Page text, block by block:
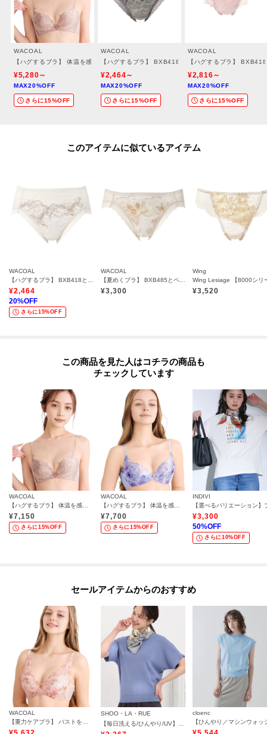
WACOAL
【ハグするブラ】 体温を感知してカラダになじむ 谷間メイク／BXB418
¥5,280～
MAX20%OFF
さらに15%OFF
WACOAL
【ハグするブラ】 BXB418とペア ショーツ／PXB218
¥2,464～
MAX20%OFF
さらに15%OFF
WACOAL
【ハグするブラ】
¥2,816～
MAX20%OFF
さらに15%OFF
このアイテムに似ているアイテム
WACOAL
¥2,464
20%OFF
さらに15%OFF
WACOAL
¥3,300
Wing
¥3,520
この商品を見た人はコチラの商品も
チェックしています
WACOAL
【ハグするブラ】 体温を感知してカラダになじむ 谷間メイク／BXB418
¥7,150
さらに15%OFF
WACOAL
【ハグするブラ】 体温を感知してカラダになじむ ブラジャー／BXB478
¥7,700
さらに15%OFF
INDIVI
¥3,300
50%OFF
さらに10%OFF
セールアイテムからのおすすめ
WACOAL
SHOO・LA・RUE
cloenc